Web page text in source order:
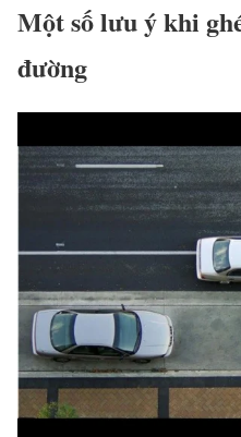
Một số lưu ý khi
đường